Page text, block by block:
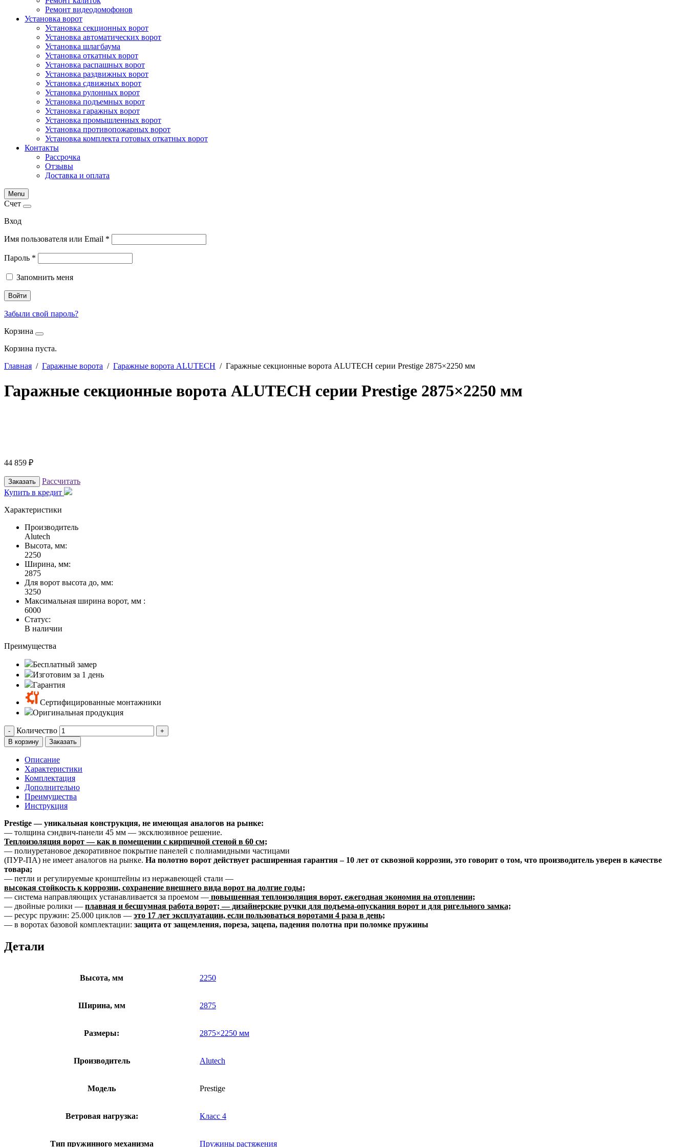
Ремонт видеодомофонов
Установка ворот
Установка секционных ворот
Установка автоматических ворот
Установка шлагбаума
Установка откатных ворот
Установка распашных ворот
Установка раздвижных ворот
Установка сдвижных ворот
Установка рулонных ворот
Установка подъемных ворот
Установка гаражных ворот
Установка промышленных ворот
Установка противопожарных ворот
Установка комплекта готовых откатных ворот
Контакты
Рассрочка
Отзывы
Доставка и оплата
Menu
Счет
Вход
Имя пользователя или Email *
Пароль *
Запомнить меня
Войти
Забыли свой пароль?
Корзина
Корзина пуста.
Главная / Гаражные ворота / Гаражные ворота ALUTECH / Гаражные секционные ворота ALUTECH серии Prestige 2875×2250 мм
Гаражные секционные ворота ALUTECH серии Prestige 2875×2250 мм
44 859 ₽
Заказать
Рассчитать
Купить в кредит
Характеристики
Производитель
Alutech
Высота, мм:
2250
Ширина, мм:
2875
Для ворот высота до, мм:
3250
Максимальная ширина ворот, мм :
6000
Статус:
В наличии
Преимущества
Бесплатный замер
Изготовим за 1 день
Гарантия
Сертифицированные монтажники
Оригинальная продукция
- Количество
+
В корзину
Заказать
Описание
Характеристики
Комплектация
Дополнительно
Преимущества
Инструкция
Prestige — уникальная конструкция, не имеющая аналогов на рынке:
— толщина сэндвич-панели 45 мм — эксклюзивное решение.
Теплоизоляция ворот — как в помещении с кирпичной стеной в 60 см;
— полиуретановое декоративное покрытие панелей с полиамидными частицами
(ПУР-ПА) не имеет аналогов на рынке. На полотно ворот действует расширенная гарантия – 10 лет от сквозной коррозии, это говорит о том, что производитель уверен в качестве
товара;
— петли и регулируемые кронштейны из нержавеющей стали —
высокая стойкость к коррозии, сохранение внешнего вида ворот на долгие годы;
— система направляющих устанавливается за проемом — повышенная теплоизоляция ворот, ежегодная экономия на отоплении;
— двойные ролики — плавная и бесшумная работа ворот; — дизайнерские ручки для подъема-опускания ворот и для ригельного замка;
— ресурс пружин: 25.000 циклов — это 17 лет эксплуатации, если пользоваться воротами 4 раза в день;
— в воротах базовой комплектации: защита от защемления, пореза, зацепа, падения полотна при поломке пружины
Детали
Высота, мм 2250
Ширина, мм 2875
Размеры: 2875×2250 мм
Производитель Alutech
Модель Prestige
Ветровая нагрузка: Класс 4
Тип пружинного механизма Пружины растяжения